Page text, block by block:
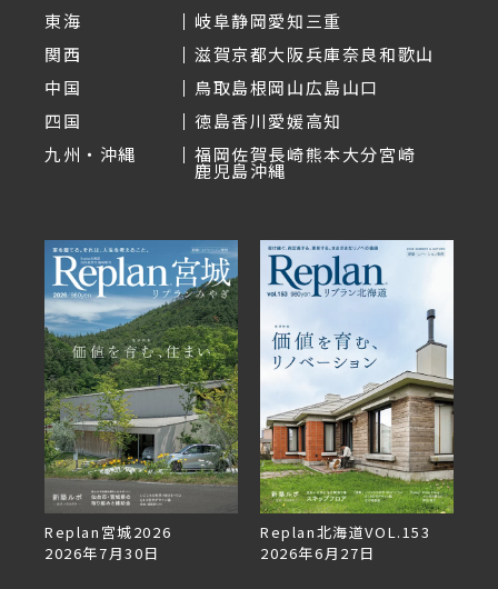
東海
岐阜静岡愛知三重
関西
滋賀京都大阪兵庫奈良和歌山
中国
鳥取島根岡山広島山口
四国
徳島香川愛媛高知
九州・沖縄
福岡佐賀長崎熊本大分宮崎
鹿児島沖縄
Replan宮城2026
2026年7月30日
Replan北海道VOL.153
2026年6月27日